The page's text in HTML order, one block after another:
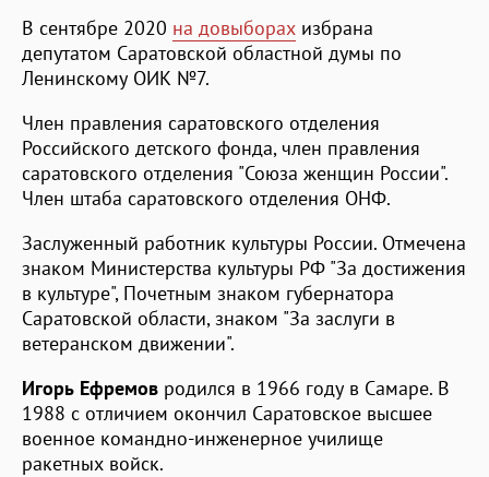
В сентябре 2020 на довыборах избрана
депутатом Саратовской областной думы по
Ленинскому ОИК №7.
Член правления саратовского отделения
Российского детского фонда, член правления
саратовского отделения "Союза женщин России".
Член штаба саратовского отделения ОНФ.
Заслуженный работник культуры России. Отмечена
знаком Министерства культуры РФ "За достижения
в культуре", Почетным знаком губернатора
Саратовской области, знаком "За заслуги в
ветеранском движении".
Игорь Ефремов родился в 1966 году в Самаре. В
1988 с отличием окончил Саратовское высшее
военное командно-инженерное училище
ракетных войск.